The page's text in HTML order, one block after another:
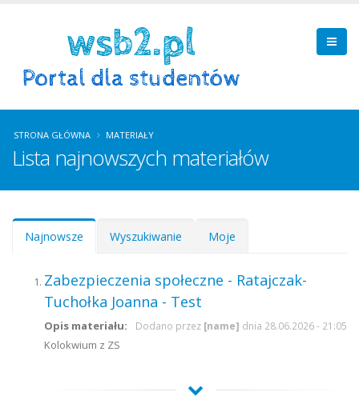
STRONA GŁÓWNA MATERIAŁY
Lista najnowszych materiałów
Zakładki podstawowe
Najnowsze (aktywnaWyszukiwanie Moje
Zabezpieczenia społeczne - Ratajczak-
Tuchołka Joanna - Test
Dodano przez [name] dnia 28.06.2026 - 21:05
Opis materiału:
Kolokwium z ZS